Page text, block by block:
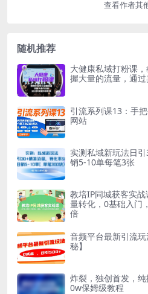
查看作者其
随机推荐
大健康私域打粉课
握大量的流量，通
引流系列课13：手
网站
实测私域新玩法日
销5-10单每笔3张
教培IP同城获客实
量转化，0基础入门
倍
音频平台最新引流
秘】
炸裂，独创首发，
0w保姆级教程